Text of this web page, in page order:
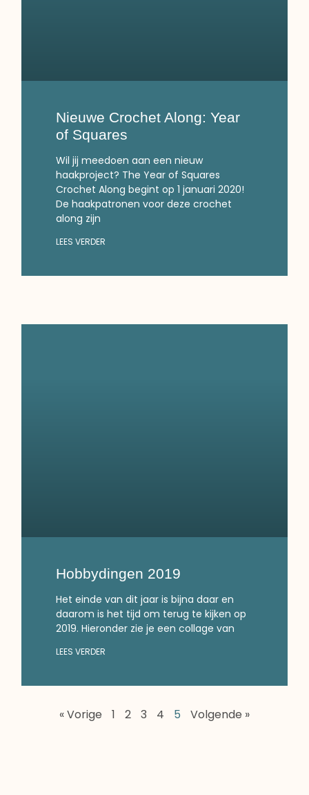
Nieuwe Crochet Along: Year
of Squares
Wil jij meedoen aan een nieuw
haakproject? The Year of Squares
Crochet Along begint op 1 januari 2020!
De haakpatronen voor deze crochet
along zijn
LEES VERDER
Hobbydingen 2019
Het einde van dit jaar is bijna daar en
daarom is het tijd om terug te kijken op
2019. Hieronder zie je een collage van
LEES VERDER
« Vorige 1 2 3 4 5 Volgende »